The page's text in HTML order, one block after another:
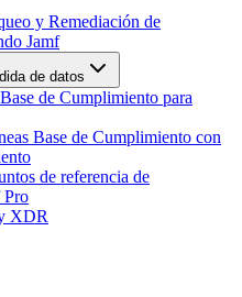
y Remediación de
Jamf
de datos
de Cumplimiento para
Base de Cumplimiento con
de referencia de
Pro
XDR